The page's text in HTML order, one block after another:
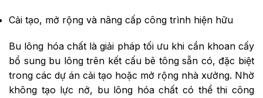
Cải tạo, mở rộng và nâng cấp công trình hiện hữu
Bu lông hóa chất là giải pháp tối ưu khi cần khoan cấy
bổ sung bu lông trên kết cấu bê tông sẵn có, đặc biệt
trong các dự án cải tạo hoặc mở rộng nhà xưởng. Nhờ
không tạo lực nở, bu lông hóa chất có thể thi công